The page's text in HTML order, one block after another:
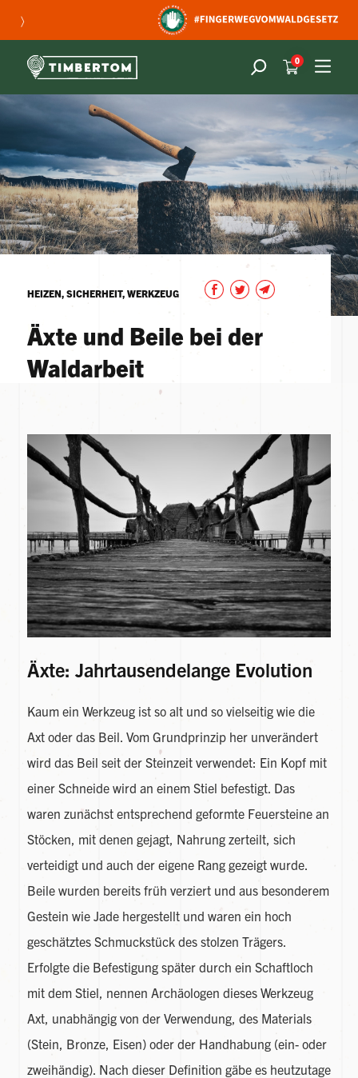
〉
0
HEIZEN, SICHERHEIT, WERKZEUG
Äxte und Beile bei der
Waldarbeit
Äxte: Jahrtausendelange Evolution
Kaum ein Werkzeug ist so alt und so vielseitig wie die
Axt oder das Beil. Vom Grundprinzip her unverändert
wird das Beil seit der Steinzeit verwendet: Ein Kopf mit
einer Schneide wird an einem Stiel befestigt. Das
waren zunächst entsprechend geformte Feuersteine an
Stöcken, mit denen gejagt, Nahrung zerteilt, sich
verteidigt und auch der eigene Rang gezeigt wurde.
Beile wurden bereits früh verziert und aus besonderem
Gestein wie Jade hergestellt und waren ein hoch
geschätztes Schmuckstück des stolzen Trägers.
Erfolgte die Befestigung später durch ein Schaftloch
mit dem Stiel, nennen Archäologen dieses Werkzeug
Axt, unabhängig von der Verwendung, des Materials
(Stein, Bronze, Eisen) oder der Handhabung (ein- oder
zweihändig). Nach dieser Definition gäbe es heutzutage